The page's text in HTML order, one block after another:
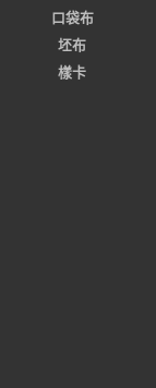
口袋布
坯布
樣卡